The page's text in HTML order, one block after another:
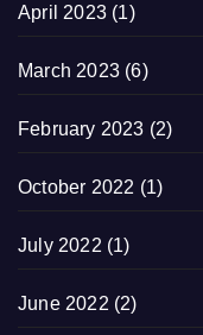
April 2023 (1)
March 2023 (6)
February 2023 (2)
October 2022 (1)
July 2022 (1)
June 2022 (2)